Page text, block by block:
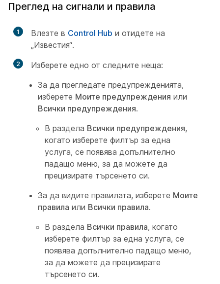
Преглед на сигнали и правила
1 Влезте в Control Hub и отидете на
„Известия“.
2
Изберете едно от следните неща:
За да прегледате предупрежденията,
изберете Моите предупреждения или
Всички предупреждения.
В раздела Всички предупреждения,
когато изберете филтър за една
услуга, се появява допълнително
падащо меню, за да можете да
прецизирате търсенето си.
За да видите правилата, изберете Моите
правила или Всички правила.
В раздела Всички правила, когато
изберете филтър за една услуга, се
появява допълнително падащо меню,
за да можете да прецизирате
търсенето си.